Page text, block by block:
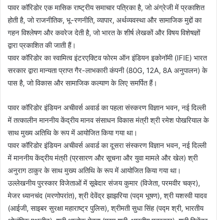
पावर कॉरिडोर एक मासिक राष्ट्रीय समाचार पत्रिका है, जो अंग्रेजी में प्रकाशित
होती है, जो राजनीतिक, भू-रणनीति, व्यापार, अर्थव्यवस्था और सामाजिक मुद्दों का
गहन विश्लेषण और कवरेज देती है, जो भारत के शीर्ष लेखकों और विषय विशेषज्ञों
द्वारा प्रकाशित की जाती हैं।
पावर कॉरिडोर का स्वामित्व इंटरएक्टिव फोरम ऑन इंडियन इकोनॉमी (IFIE) भारत
सरकार द्वारा मान्यता प्राप्त गैर-लाभकारी कंपनी (80G, 12A, 8A अनुपालन) के
पास है, जो विकास और सामाजिक कल्याण के लिए समर्पित हैं।
पावर कॉरिडोर इंडियन अचीवर्स अवार्ड का पहला संस्करण विज्ञान भवन, नई दिल्ली
में तत्कालीन माननीय केंद्रीय मानव संसाधन विकास मंत्री श्री रमेश पोखरियाल के
साथ मुख्य अतिथि के रूप में आयोजित किया गया था।
पावर कॉरिडोर इंडियन अचीवर्स अवार्ड का दूसरा संस्करण विज्ञान भवन, नई दिल्ली
में माननीय केंद्रीय मंत्री (प्रसारण और सूचना और युवा मामले और खेल) श्री
अनुराग ठाकुर के साथ मुख्य अतिथि के रूप में आयोजित किया गया था।
उल्लेखनीय पुरस्कार विजेताओं में सूबेदार संजय कुमार (विजेता, परमवीर चक्र),
मेजर ध्यानचंद (मरणोपरांत), श्री देवेंद्र झाझरिया (पद्म भूषण), श्री यशस्वी यादव
(आईजी, साइबर सुरक्षा महाराष्ट्र पुलिस), श्रीमती सुधा सिंह (पद्म श्री, भारतीय